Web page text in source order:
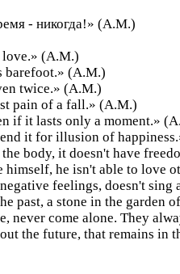
- никогда!» (А.М.)
love.» (А.М.)
barefoot.» (А.М.)
twice.» (А.М.)
pain of a fall.» (А.М.)
if it lasts only a moment.»
it for illusion of
body, it doesn't have
himself, he isn't able to love
feelings, doesn't
past, a stone in the garden
never come alone. They
the future, that remains in